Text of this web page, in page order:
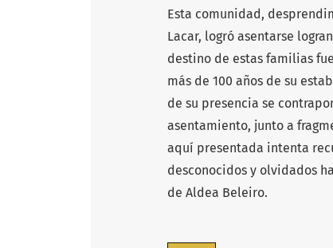
Esta comunidad,
Lacar, logró asentarse
destino de estas familias
más de 100 años de su
de su presencia se
asentamiento, junto a
aquí presentada intenta
desconocidos y olvidados
de Aldea Beleiro.